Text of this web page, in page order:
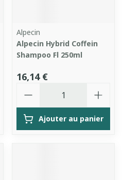
Alpecin
Alpecin Hybrid Coffein
Shampoo Fl 250ml
16,14 €
Ajouter au panier